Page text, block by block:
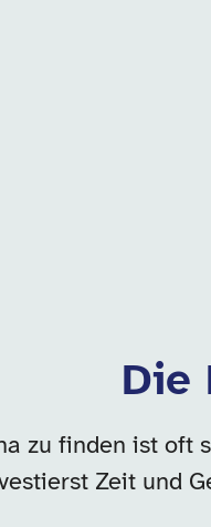
in
Die
zu finden ist oft
Zeit und